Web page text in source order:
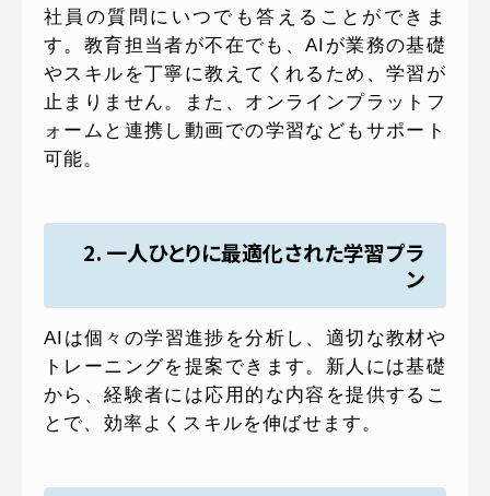
社員の質問にいつでも答えることができま
す。教育担当者が不在でも、AIが業務の基礎
やスキルを丁寧に教えてくれるため、学習が
止まりません。また、オンラインプラットフ
ォームと連携し動画での学習などもサポート
可能。
2. 一人ひとりに最適化された学習プラ
ン
AIは個々の学習進捗を分析し、適切な教材や
トレーニングを提案できます。新人には基礎
から、経験者には応用的な内容を提供するこ
とで、効率よくスキルを伸ばせます。